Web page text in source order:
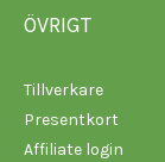
ÖVRIGT
Tillverkare
Presentkort
Affiliate login